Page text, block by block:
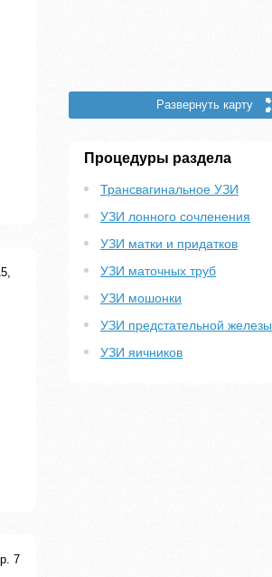
7
Развернуть карту
Процедуры раздела
Трансвагинальное УЗИ
УЗИ лонного сочленения
УЗИ матки и придатков
УЗИ маточных труб
УЗИ мошонки
УЗИ предстательной железы
УЗИ яичников